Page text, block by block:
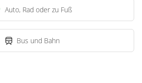
Auto, Rad oder zu Fuß
Bus und Bahn